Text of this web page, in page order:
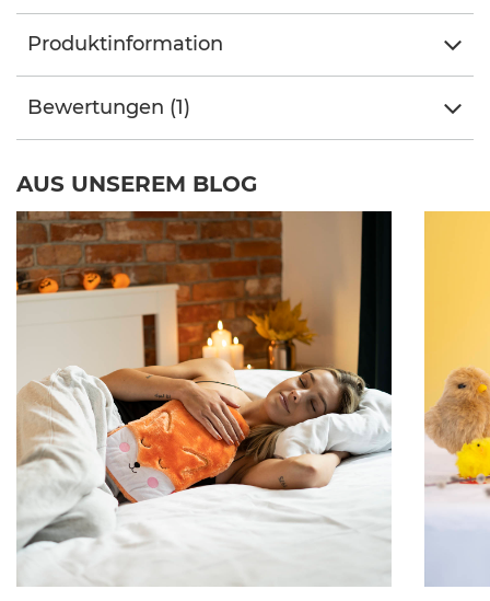
Produktinformation
Bewertungen (1)
AUS UNSEREM BLOG